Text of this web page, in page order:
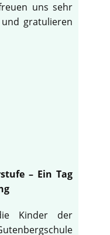
uns sehr
gratulieren
– Ein Tag
Kinder der